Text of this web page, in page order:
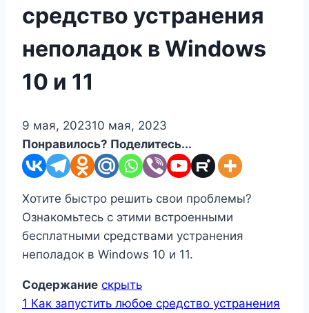
средство устранения
неполадок в Windows
10 и 11
9 мая, 202310 мая, 2023
Понравилось? Поделитесь...
Хотите быстро решить свои проблемы?
Ознакомьтесь с этими встроенными
бесплатными средствами устранения
неполадок в Windows 10 и 11.
Содержание скрыть
1 Как запустить любое средство устранения